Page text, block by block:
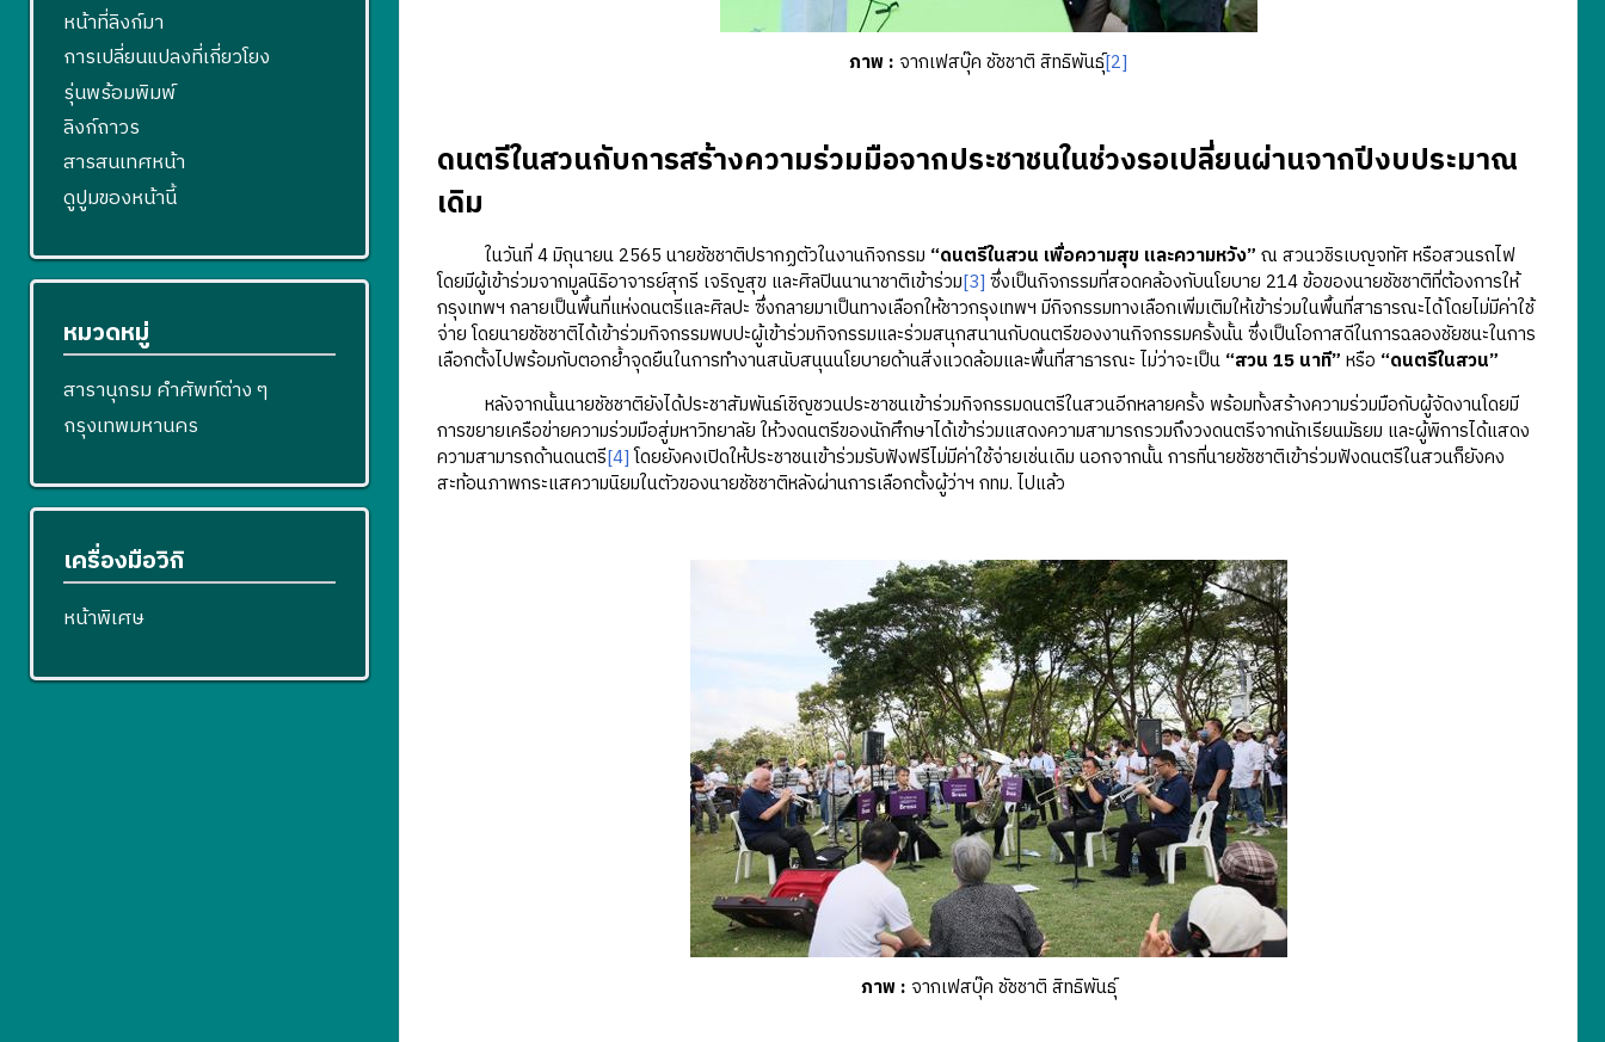
ภาพ : จากเฟสบุ๊ค ชัชชาติ สิทธิพันธุ์[2]
ดนตรีในสวนกับการสร้างความร่วมมือจากประชาชนในช่วงรอเปลี่ยนผ่านจากปีงบประมาณ
เดิม
ในวันที่ 4 มิถุนายน 2565 นายชัชชาติปรากฏตัวในงานกิจกรรม “ดนตรีในสวน เพื่อความสุข และความหวัง” ณ สวนวชิรเบญจทัศ หรือสวนรถไฟ
โดยมีผู้เข้าร่วมจากมูลนิธิอาจารย์สุกรี เจริญสุข และศิลปินนานาชาติเข้าร่วม[3] ซึ่งเป็นกิจกรรมที่สอดคล้องกับนโยบาย 214 ข้อของนายชัชชาติที่ต้องการให้
กรุงเทพฯ กลายเป็นพื้นที่แห่งดนตรีและศิลปะ ซึ่งกลายมาเป็นทางเลือกให้ชาวกรุงเทพฯ มีกิจกรรมทางเลือกเพิ่มเติมให้เข้าร่วมในพื้นที่สาธารณะได้โดยไม่มีค่าใช้
จ่าย โดยนายชัชชาติได้เข้าร่วมกิจกรรมพบปะผู้เข้าร่วมกิจกรรมและร่วมสนุกสนานกับดนตรีของงานกิจกรรมครั้งนั้น ซึ่งเป็นโอกาสดีในการฉลองชัยชนะในการ
เลือกตั้งไปพร้อมกับตอกย้ำจุดยืนในการทำงานสนับสนุนนโยบายด้านสิ่งแวดล้อมและพื้นที่สาธารณะ ไม่ว่าจะเป็น “สวน 15 นาที” หรือ “ดนตรีในสวน”
หลังจากนั้นนายชัชชาติยังได้ประชาสัมพันธ์เชิญชวนประชาชนเข้าร่วมกิจกรรมดนตรีในสวนอีกหลายครั้ง พร้อมทั้งสร้างความร่วมมือกับผู้จัดงานโดยมี
การขยายเครือข่ายความร่วมมือสู่มหาวิทยาลัย ให้วงดนตรีของนักศึกษาได้เข้าร่วมแสดงความสามารถรวมถึงวงดนตรีจากนักเรียนมัธยม และผู้พิการได้แสดง
ความสามารถด้านดนตรี[4]โดยยังคงเปิดให้ประชาชนเข้าร่วมรับฟังฟรีไม่มีค่าใช้จ่ายเช่นเดิม นอกจากนั้น การที่นายชัชชาติเข้าร่วมฟังดนตรีในสวนก็ยังคง
สะท้อนภาพกระแสความนิยมในตัวของนายชัชชาติหลังผ่านการเลือกตั้งผู้ว่าฯ กทม. ไปแล้ว
ภาพ : จากเฟสบุ๊ค ชัชชาติ สิทธิพันธุ์
หน้าที่ลิงก์มา
การเปลี่ยนแปลงที่เกี่ยวโยง
รุ่นพร้อมพิมพ์
ลิงก์ถาวร
สารสนเทศหน้า
ดูปูมของหน้านี้
หมวดหมู่
สารานุกรม คำศัพท์ต่าง ๆ
กรุงเทพมหานคร
เครื่องมือวิกิ
หน้าพิเศษ